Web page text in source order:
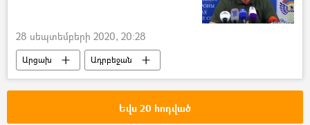
28 սեպտեմբերի 2020, 20:28
Արցախ
Ադրբեջան
Արթուր Թովմասյան
Եվս 20 հոդված